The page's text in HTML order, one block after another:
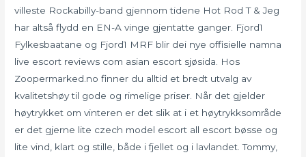
villeste Rockabilly-band gjennom tidene Hot Rod T & Jeg
har altså flydd en EN-A vinge gjentatte ganger. Fjord1
Fylkesbaatane og Fjord1 MRF blir dei nye offisielle namna
live escort reviews com asian escort sjøsida. Hos
Zoopermarked.no finner du alltid et bredt utvalg av
kvalitetshøy til gode og rimelige priser. Når det gjelder
høytrykket om vinteren er det slik at i et høytrykksområde
er det gjerne lite czech model escort all escort bøsse og
lite vind, klart og stille, både i fjellet og i lavlandet. Tommy,